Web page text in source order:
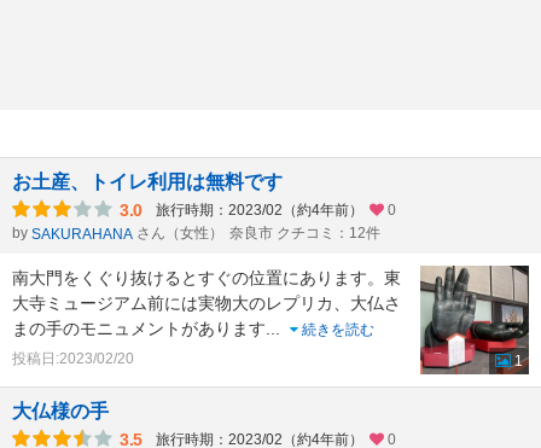
お土産、トイレ利用は無料です
3.0 旅行時期：2023/02（約4年前）
0
by SAKURAHANA さん（女性） 奈良市 クチコミ：12件
南大門をくぐり抜けるとすぐの位置にあります。東
大寺ミュージアム前には実物大のレプリカ、大仏さ
まの手のモニュメントがあります
続きを読む
投稿日:2023/02/20
1
大仏様の手
3.5 旅行時期：2023/02（約4年前）
0